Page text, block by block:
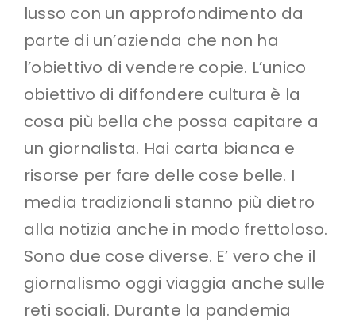
lusso con un approfondimento da
parte di un’azienda che non ha
l’obiettivo di vendere copie. L’unico
obiettivo di diffondere cultura è la
cosa più bella che possa capitare a
un giornalista. Hai carta bianca e
risorse per fare delle cose belle. I
media tradizionali stanno più dietro
alla notizia anche in modo frettoloso.
Sono due cose diverse. E’ vero che il
giornalismo oggi viaggia anche sulle
reti sociali. Durante la pandemia